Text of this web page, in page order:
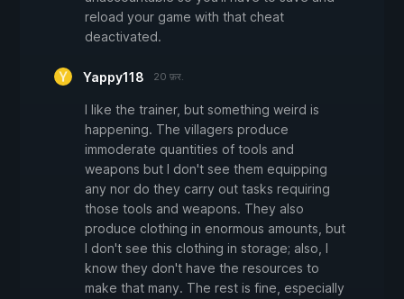
reload your game with that cheat
deactivated.
Yappy118 20 फ़र.
I like the trainer, but something weird is
happening. The villagers produce
immoderate quantities of tools and
weapons but I don't see them equipping
any nor do they carry out tasks requiring
those tools and weapons. They also
produce clothing in enormous amounts, but
I don't see this clothing in storage; also, I
know they don't have the resources to
make that many. The rest is fine, especially